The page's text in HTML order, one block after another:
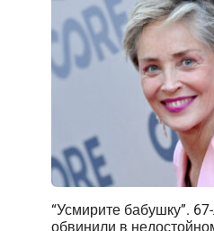
“Усмирите бабушку”.
обвинили в